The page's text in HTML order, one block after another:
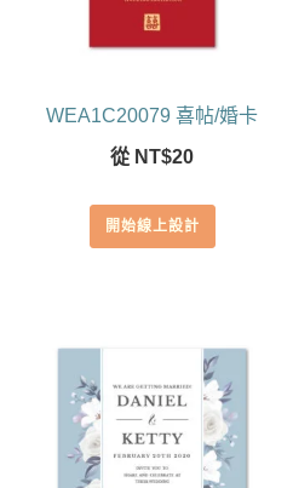
WEA1C20079 喜帖/婚卡
從 NT$20
開始線上設計